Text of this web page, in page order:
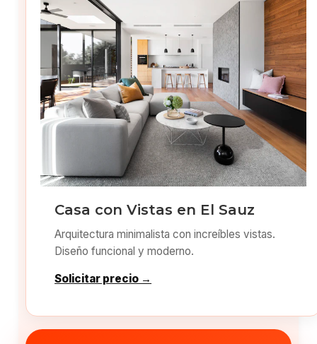
Casa con Vistas en El Sauz
Arquitectura minimalista con increíbles vistas.
Diseño funcional y moderno.
Solicitar precio →